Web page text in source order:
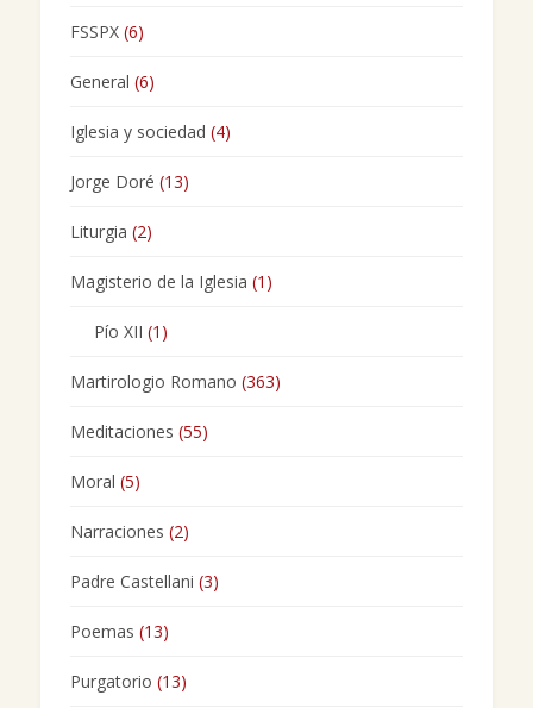
FSSPX(6)
General (6)
Iglesia y sociedad (4)
Jorge Doré (13)
Liturgia (2)
Magisterio de la Iglesia (1)
Pío XII (1)
Martirologio Romano (363)
Meditaciones (55)
Moral (5)
Narraciones (2)
Padre Castellani (3)
Poemas (13)
Purgatorio (13)